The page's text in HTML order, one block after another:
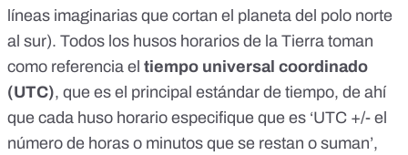
líneas imaginarias que cortan el planeta del polo norte
al sur). Todos los husos horarios de la Tierra toman
como referencia el tiempo universal coordinado
(UTC), que es el principal estándar de tiempo, de ahí
que cada huso horario especifique que es ‘UTC +/- el
número de horas o minutos que se restan o suman’,